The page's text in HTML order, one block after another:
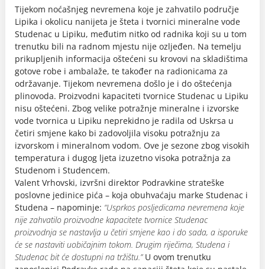
Tijekom noćašnjeg nevremena koje je zahvatilo područje
Lipika i okolicu nanijeta je šteta i tvornici mineralne vode
Studenac u Lipiku, međutim nitko od radnika koji su u tom
trenutku bili na radnom mjestu nije ozljeđen. Na temelju
prikupljenih informacija oštećeni su krovovi na skladištima
gotove robe i ambalaže, te također na radionicama za
održavanje. Tijekom nevremena došlo je i do oštećenja
plinovoda. Proizvodni kapaciteti tvornice Studenac u Lipiku
nisu oštećeni. Zbog velike potražnje mineralne i izvorske
vode tvornica u Lipiku neprekidno je radila od Uskrsa u
četiri smjene kako bi zadovoljila visoku potražnju za
izvorskom i mineralnom vodom. Ove je sezone zbog visokih
temperatura i dugog ljeta izuzetno visoka potražnja za
Studenom i Studencem.
Valent Vrhovski, izvršni direktor Podravkine strateške
poslovne jedinice pića – koja obuhvaćaju marke Studenac i
Studena – napominje: “Usprkos posljedicama nevremena koje
nije zahvatilo proizvodne kapacitete tvornice Studenac
proizvodnja se nastavlja u četiri smjene kao i do sada, a isporuke
će se nastaviti uobičajnim tokom. Drugim riječima, Studena i
Studenac bit će dostupni na tržištu.”U ovom trenutku